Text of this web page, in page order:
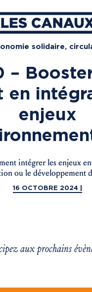
solidaire,
–
en
enjeux
intégrer les enjeux
ou le développement
16 OCTOBRE 2024 |
aux prochains